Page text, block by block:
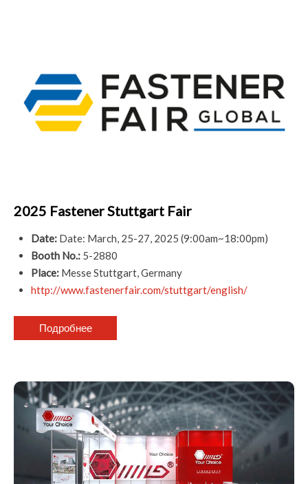
2025 Fastener Stuttgart Fair
Date: Date: March, 25-27, 2025 (9:00am~18:00pm)
Booth No.: 5-2880
Place: Messe Stuttgart, Germany
http://www.fastenerfair.com/stuttgart/english/
Подробнее